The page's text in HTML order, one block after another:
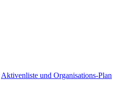
Aktivenliste und Organisations-Plan